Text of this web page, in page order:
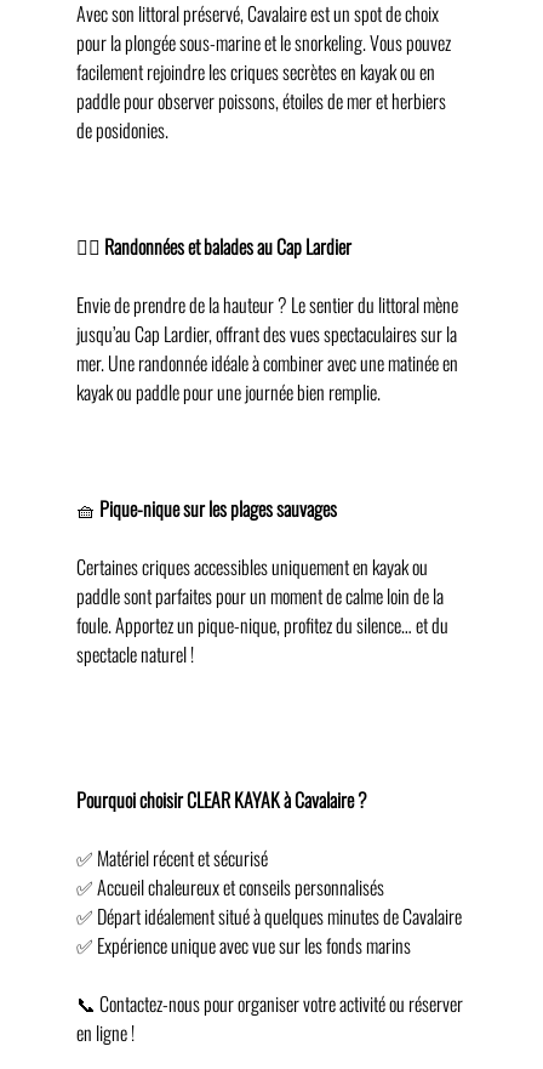
Avec son littoral préservé, Cavalaire est un spot de choix
pour la plongée sous-marine et le snorkeling. Vous pouvez
facilement rejoindre les criques secrètes en kayak ou en
paddle pour observer poissons, étoiles de mer et herbiers
de posidonies.
🚶‍♀️ Randonnées et balades au Cap Lardier
Envie de prendre de la hauteur ? Le sentier du littoral mène
jusqu’au Cap Lardier, offrant des vues spectaculaires sur la
mer. Une randonnée idéale à combiner avec une matinée en
kayak ou paddle pour une journée bien remplie.
🧺 Pique-nique sur les plages sauvages
Certaines criques accessibles uniquement en kayak ou
paddle sont parfaites pour un moment de calme loin de la
foule. Apportez un pique-nique, profitez du silence… et du
spectacle naturel !
Pourquoi choisir CLEAR KAYAK à Cavalaire ?
✅ Matériel récent et sécurisé
✅ Accueil chaleureux et conseils personnalisés
✅ Départ idéalement situé à quelques minutes de Cavalaire
✅ Expérience unique avec vue sur les fonds marins
📞 Contactez-nous pour organiser votre activité ou réserver
en ligne !